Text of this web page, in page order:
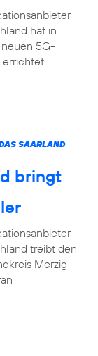
hat in
5G-
errichtet
SAARLAND
bringt
treibt den
Merzig-